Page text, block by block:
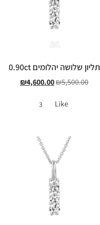
תליון שלושה יהלומים 0.90ct
₪5,500.00
₪4,600.00
Like
3